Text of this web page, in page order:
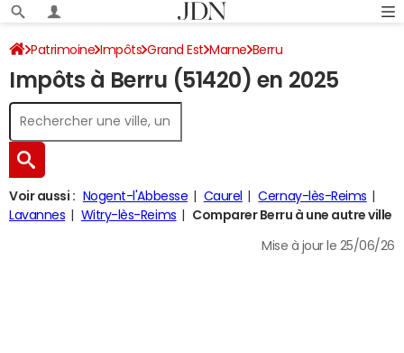
Patrimoine Impôts Grand Est Marne Berru
Impôt sur le revenu
Impôts à Berru (51420) en 2025
Voir aussi : Nogent-l'Abbesse Caurel
Cernay-lès-Reims
Lavannes
Witry-lès-Reims Comparer Berru à une autre ville
Mise à jour le 25/06/26